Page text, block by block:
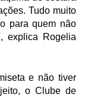
Tudo muito
para quem não
explica Rogelia
e não tiver
o Clube de